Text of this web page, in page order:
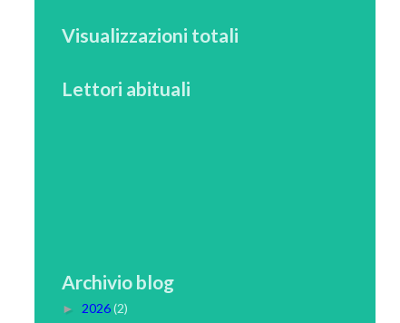
Visualizzazioni totali
Lettori abituali
Archivio blog
► 2026(2)